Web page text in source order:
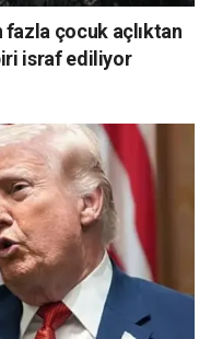
fazla çocuk açlıktan
israf ediliyor